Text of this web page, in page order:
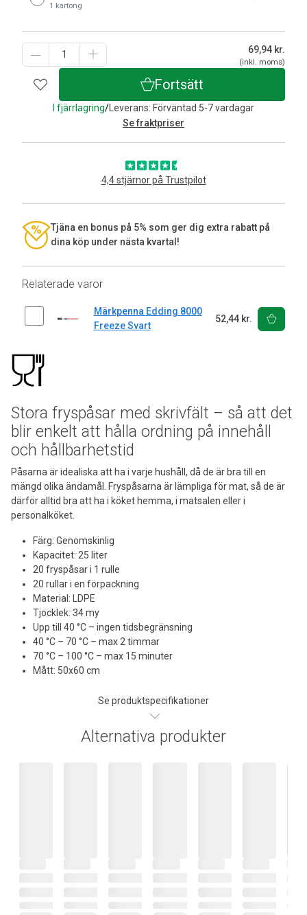
Stora fryspåsar med skrivfält – så att det
blir enkelt att hålla ordning på innehåll
och hållbarhetstid
Påsarna är idealiska att ha i varje hushåll, då de är bra till en
mängd olika ändamål. Fryspåsarna är lämpliga för mat, så de är
därför alltid bra att ha i köket hemma, i matsalen eller i
personalköket.
Färg: Genomskinlig
Kapacitet: 25 liter
20 fryspåsar i 1 rulle
20 rullar i en förpackning
Material: LDPE
Tjocklek: 34 my
Upp till 40 °C – ingen tidsbegränsning
40 °C – 70 °C – max 2 timmar
70 °C – 100 °C – max 15 minuter
Mått: 50x60 cm
Se produktspecifikationer
1 kartong
69,94 kr.
(inkl. moms)
Fortsätt
I fjärrlagring/ Leverans: Förväntad 5-7 vardagar
Se fraktpriser
4,4 stjärnor på Trustpilot
Tjäna en bonus på 5% som ger dig extra rabatt på
dina köp under nästa kvartal!
Relaterade varor
Märkpenna Edding 8000
Freeze Svart
52,44 kr.
Alternativa produkter